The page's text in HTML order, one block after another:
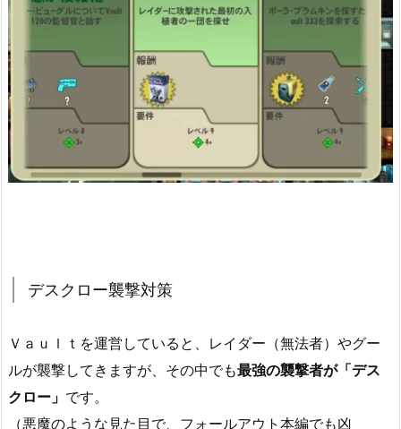
デスクロー襲撃対策
Ｖａｕｌｔを運営していると、レイダー（無法者）やグー
ルが襲撃してきますが、その中でも最強の襲撃者が「デス
クロー」 です。
（悪魔のような見た目で、フォールアウト本編でも凶